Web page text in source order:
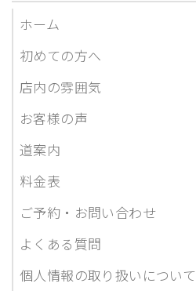
ホーム
初めての方へ
店内の雰囲気
お客様の声
道案内
料金表
ご予約・お問い合わせ
よくある質問
個人情報の取り扱いについて